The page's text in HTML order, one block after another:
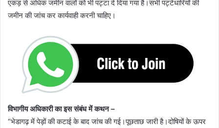
एकड़ से अधिक जमीन वालों को भी पट्टा दे दिया गया है।सभी पट्टेधारियों की
जमीन की जांच कर कार्यवाही करनी चाहिए।
विभागीय अधिकारी का इस संबंध में कथन –
“भेडागढ़ में पेड़ों की कटाई के बाद जांच की गई।पूछताछ जारी है।दोषियों के ऊपर